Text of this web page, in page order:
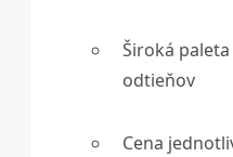
Široká
odtieňov
Cena